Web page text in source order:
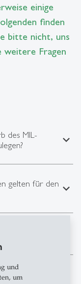
und
um
einige
finden
bitte nicht, uns
weitere Fragen
des MIL-
expand_less
gelten für den expand_less